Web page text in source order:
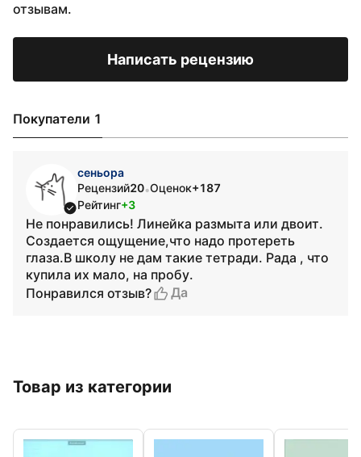
отзывам.
Написать рецензию
Покупатели 1
сеньора
Рецензий20•Оценок+187
Рейтинг+3
Не понравились! Линейка размыта или двоит.
Создается ощущение,что надо протереть
глаза.В школу не дам такие тетради. Рада , что
купила их мало, на пробу.
Понравился отзыв?
Да
Товар из категории